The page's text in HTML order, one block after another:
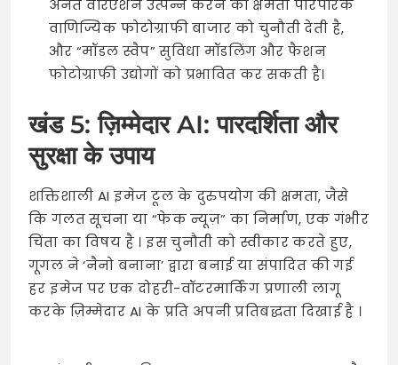
अनंत वेरिएशन उत्पन्न करने की क्षमता पारंपरिक
वाणिज्यिक फोटोग्राफी बाजार को चुनौती देती है,
और “मॉडल स्वैप” सुविधा मॉडलिंग और फैशन
फोटोग्राफी उद्योगों को प्रभावित कर सकती है।
खंड 5: ज़िम्मेदार AI: पारदर्शिता और
सुरक्षा के उपाय
शक्तिशाली AI इमेज टूल के दुरुपयोग की क्षमता, जैसे
कि गलत सूचना या “फेक न्यूज़” का निर्माण, एक गंभीर
चिंता का विषय है । इस चुनौती को स्वीकार करते हुए,
गूगल ने ‘नैनो बनाना’ द्वारा बनाई या संपादित की गई
हर इमेज पर एक दोहरी-वॉटरमार्किंग प्रणाली लागू
करके ज़िम्मेदार AI के प्रति अपनी प्रतिबद्धता दिखाई है ।